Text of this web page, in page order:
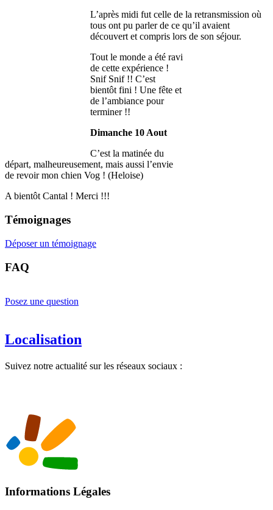
L’après midi fut celle de la retransmission où
tous ont pu parler de ce qu’il avaient
découvert et compris lors de son séjour.
Tout le monde a été ravi
de cette expérience !
Snif Snif !! C’est
bientôt fini ! Une fête et
de l’ambiance pour
terminer !!
Dimanche 10 Aout
C’est la matinée du
départ, malheureusement, mais aussi l’envie
de revoir mon chien Vog ! (Heloise)
A bientôt Cantal ! Merci !!!
Témoignages
Déposer un témoignage
FAQ
Posez une question
Localisation
Suivez notre actualité sur les réseaux sociaux :
Informations Légales